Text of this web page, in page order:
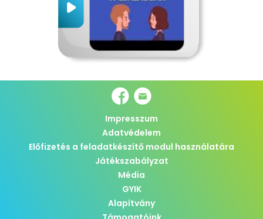
Impresszum
Adatvédelem
Előfizetés a feladatkészítő modul használatára
Játékszabályzat
Média
GYIK
Alapítvány